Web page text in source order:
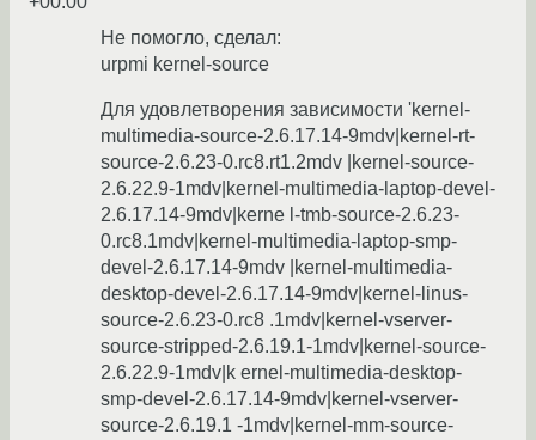
Не помогло, сделал:
urpmi kernel-source
Для удовлетворения зависимости 'kernel-
multimedia-source-2.6.17.14-9mdv|kernel-rt-
source-2.6.23-0.rc8.rt1.2mdv |kernel-source-
2.6.22.9-1mdv|kernel-multimedia-laptop-devel-
2.6.17.14-9mdv|kerne l-tmb-source-2.6.23-
0.rc8.1mdv|kernel-multimedia-laptop-smp-
devel-2.6.17.14-9mdv |kernel-multimedia-
desktop-devel-2.6.17.14-9mdv|kernel-linus-
source-2.6.23-0.rc8 .1mdv|kernel-vserver-
source-stripped-2.6.19.1-1mdv|kernel-source-
2.6.22.9-1mdv|k ernel-multimedia-desktop-
smp-devel-2.6.17.14-9mdv|kernel-vserver-
source-2.6.19.1 -1mdv|kernel-mm-source-